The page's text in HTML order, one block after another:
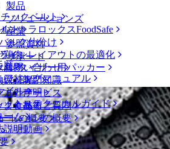
製品
ックベルト
ト
び部品
ソリューションズ
ントラロックスFoodSafe
ルク仕分け
インレイアウトの最適化
レタイザー用パッカー
専門知識
サービス
技術
ーションの概要
産業
鶏肉
産物
ク食品
参照資料
順
アリングマニュアル
イル
ット・テクニカルガイド
ーム
説明動画
サポート
お問い合わせ
保証
方針声明
よくあるご質問
トの概要
ー
チックベルト